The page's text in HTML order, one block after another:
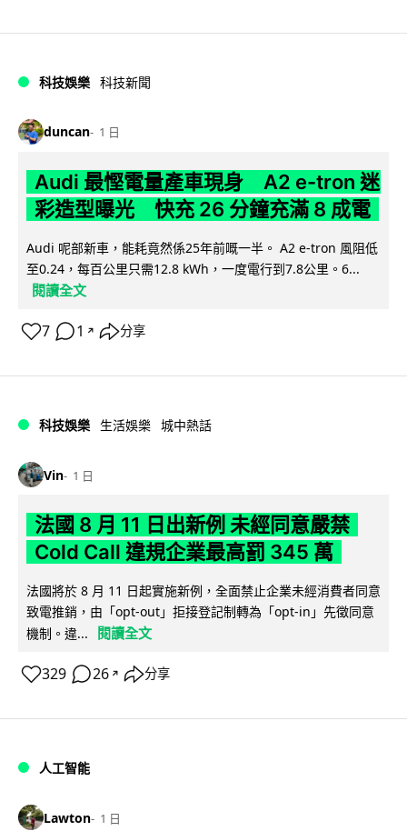
科技娛樂 科技新聞
duncan 1 日
Audi 最慳電量產車現身 A2 e-tron 迷
彩造型曝光 快充 26 分鐘充滿 8 成電
Audi 呢部新車，能耗竟然係25年前嘅一半。 A2 e-tron 風阻低
至0.24，每百公里只需12.8 kWh，一度電行到7.8公里。6...
閱讀全文
7 1 ↗ 分享
科技娛樂 生活娛樂 城中熱話
Vin 1 日
法國 8 月 11 日出新例 未經同意嚴禁
Cold Call 違規企業最高罰 345 萬
法國將於 8 月 11 日起實施新例，全面禁止企業未經消費者同意
致電推銷，由「opt-out」拒接登記制轉為「opt-in」先徵同意
機制。違...
閱讀全文
329 26 ↗ 分享
人工智能
Lawton 1 日